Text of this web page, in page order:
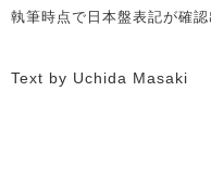
執筆時点で日本盤表記が確
Text by Uchida Masaki